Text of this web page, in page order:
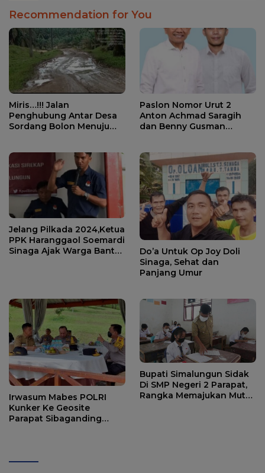
Recommendation for You
Miris…!!! Jalan
Penghubung Antar Desa
Sordang Bolon Menuju
Paslon Nomor Urut 2
Anton Achmad Saragih
dan Benny Gusman
Simalungun
Jelang Pilkada 2024,Ketua
PPK Haranggaol Soemardi
Sinaga Ajak Warga Bantu
Do’a Untuk Op Joy Doli
Sinaga, Sehat dan
Panjang Umur
Irwasum Mabes POLRI
Kunker Ke Geosite
Parapat Sibaganding
Bupati Simalungun Sidak
Di SMP Negeri 2 Parapat,
Rangka Memajukan Mutu